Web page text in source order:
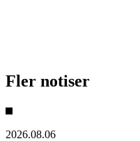
Fler notiser
2026.08.06